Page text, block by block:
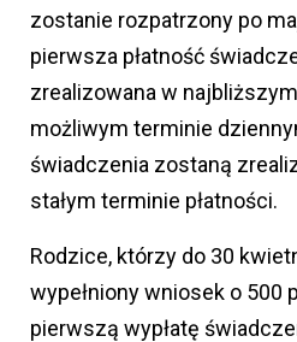
zostanie rozpatrzony po
pierwsza płatność
zrealizowana w
możliwym terminie
świadczenia zostaną
stałym terminie płatności.
Rodzice, którzy do 30
wypełniony wniosek o 500
pierwszą wypłatę